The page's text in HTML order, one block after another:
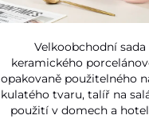
Velkoobchodní sada
keramického
opakovaně použitelného
kulatého tvaru, talíř na
použití v domech a